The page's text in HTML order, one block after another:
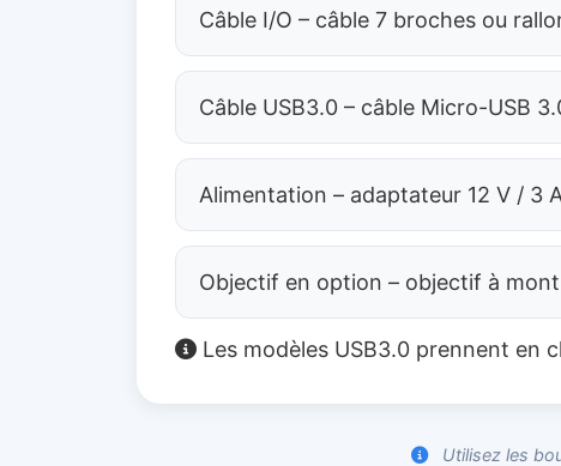
Câble I/O – câble 7 broches ou
Câble USB3.0 – câble Micro-USB
Alimentation – adaptateur 12 V / 3
Objectif en option – objectif à
Les modèles USB3.0 prennent en
Utilisez les